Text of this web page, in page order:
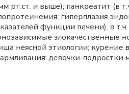
рт.ст. и выше); панкреатит (в
гиперплазия
функции печени), в
злокачественные
неясной этиологии;
девочки-